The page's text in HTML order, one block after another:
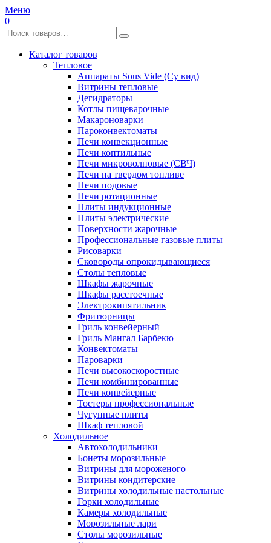
Меню
0
Каталог товаров
Тепловое
Аппараты Sous Vide (Су вид)
Витрины тепловые
Дегидраторы
Котлы пищеварочные
Макароноварки
Пароконвектоматы
Печи конвекционные
Печи коптильные
Печи микроволновые (СВЧ)
Печи на твердом топливе
Печи подовые
Печи ротационные
Плиты индукционные
Плиты электрические
Поверхности жарочные
Профессиональные газовые плиты
Рисоварки
Сковороды опрокидывающиеся
Столы тепловые
Шкафы жарочные
Шкафы расстоечные
Электрокипятильник
Фритюрницы
Гриль конвейерный
Гриль Мангал Барбекю
Конвектоматы
Пароварки
Печи высокоскоростные
Печи комбинированные
Печи конвейерные
Тостеры профессиональные
Чугунные плиты
Шкаф тепловой
Холодильное
Автохолодильники
Бонеты морозильные
Витрины для мороженого
Витрины кондитерские
Витрины холодильные настольные
Горки холодильные
Камеры холодильные
Морозильные лари
Столы морозильные